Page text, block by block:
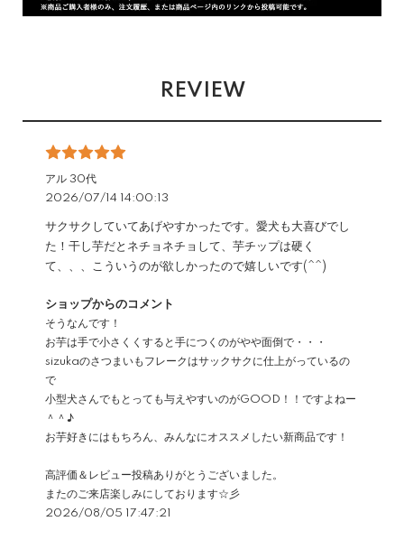
REVIEW
アル 30代
2026/07/14 14:00:13
サクサクしていてあげやすかったです。愛犬も大喜びでし
た！干し芋だとネチョネチョして、芋チップは硬く
て、、、こういうのが欲しかったので嬉しいです(^^)
ショップからのコメント
そうなんです！
お芋は手で小さくくすると手につくのがやや面倒で・・・
sizukaのさつまいもフレークはサックサクに仕上がっているの
で
小型犬さんでもとっても与えやすいのがGOOD！！ですよねー
＾＾♪
お芋好きにはもちろん、みんなにオススメしたい新商品です！
高評価＆レビュー投稿ありがとうございました。
またのご来店楽しみにしております☆彡
2026/08/05 17:47:21